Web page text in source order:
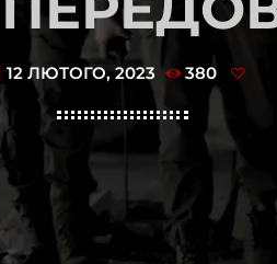
12 ЛЮТОГО, 2023 380